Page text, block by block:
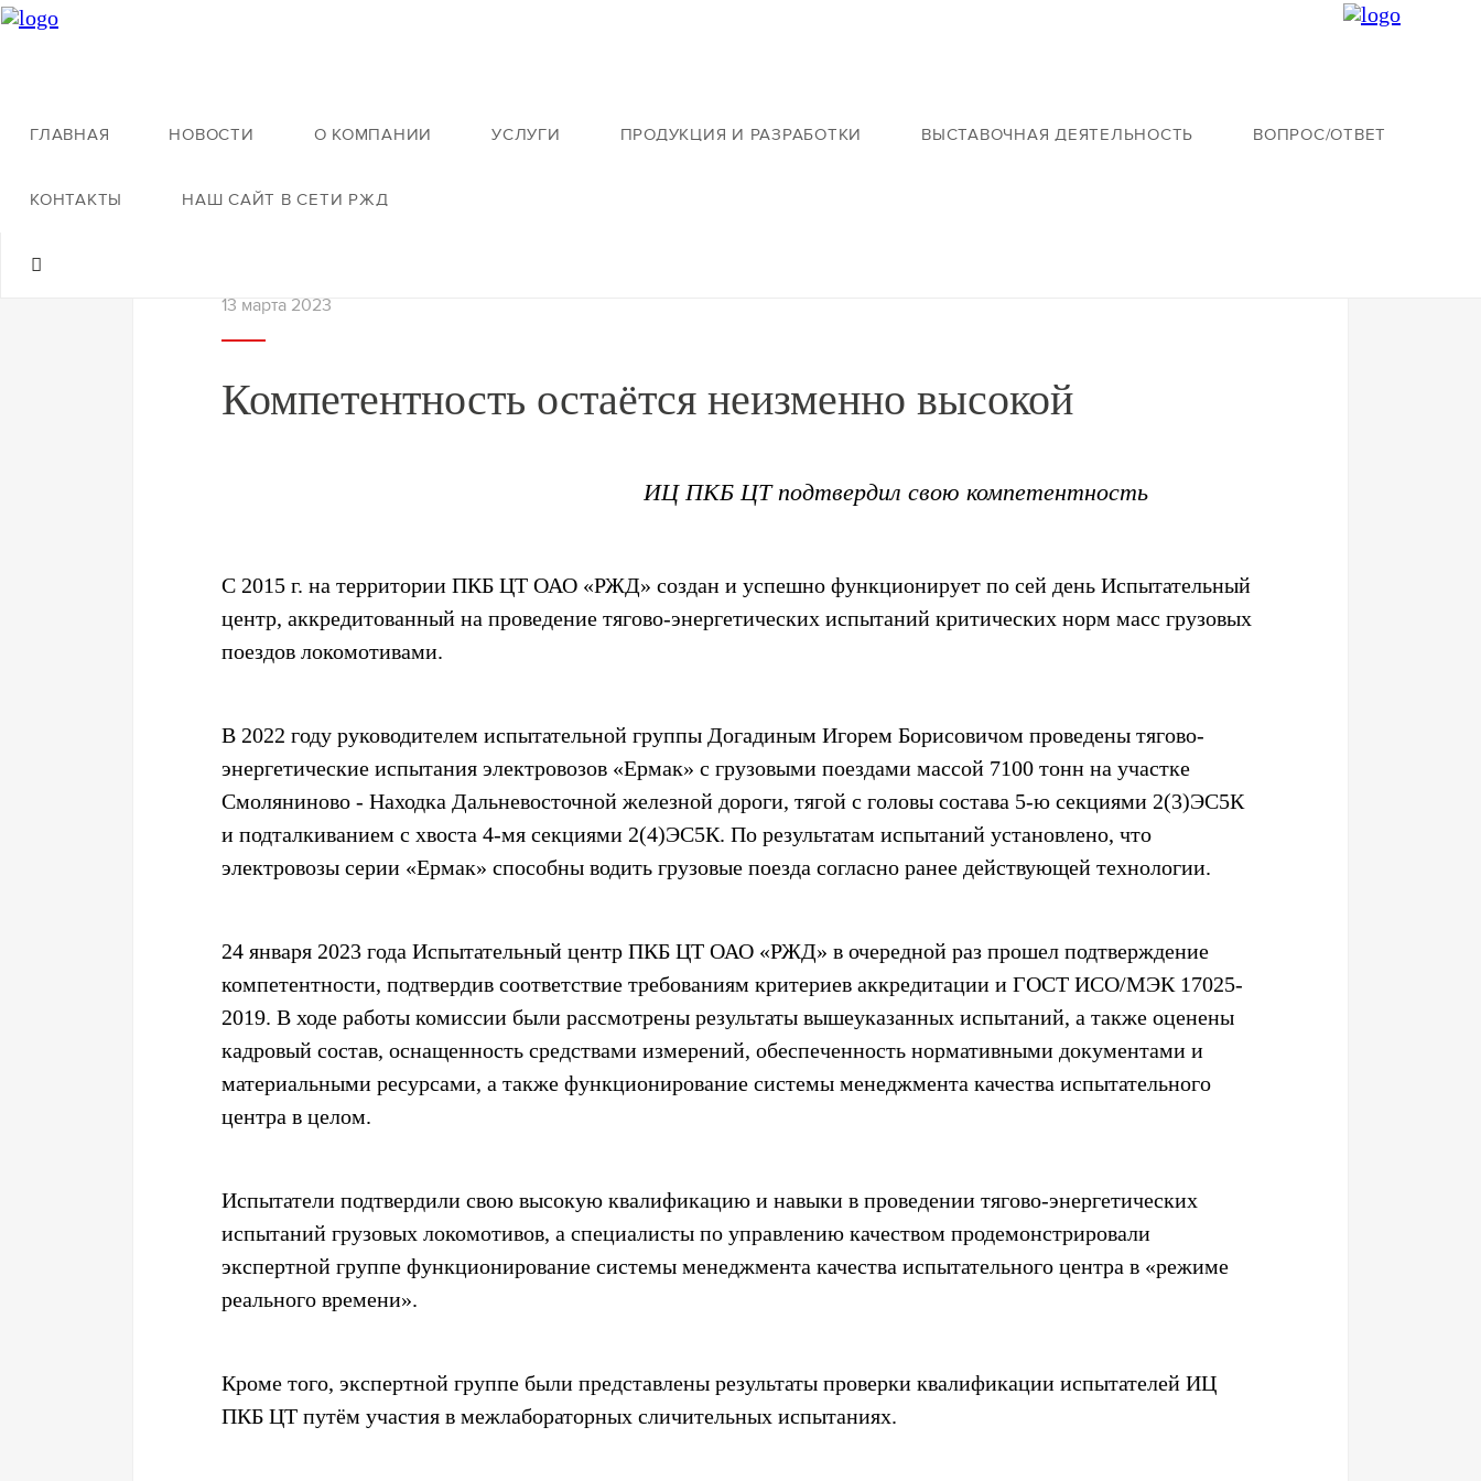
ГЛАВНАЯ НОВОСТИ О КОМПАНИИ УСЛУГИ ПРОДУКЦИЯ И РАЗРАБОТКИ ВЫСТАВОЧНАЯ ДЕЯТЕЛЬНОСТЬ ВОПРОС/ОТВЕТ
КОНТАКТЫ НАШ САЙТ В СЕТИ РЖД
13 марта 2023
Компетентность остаётся неизменно высокой
ИЦ ПКБ ЦТ подтвердил свою компетентность
С 2015 г. на территории ПКБ ЦТ ОАО «РЖД» создан и успешно функционирует по сей день Испытательный
центр, аккредитованный на проведение тягово-энергетических испытаний критических норм масс грузовых
поездов локомотивами.
В 2022 году руководителем испытательной группы Догадиным Игорем Борисовичом проведены тягово-
энергетические испытания электровозов «Ермак» с грузовыми поездами массой 7100 тонн на участке
Смоляниново - Находка Дальневосточной железной дороги, тягой с головы состава 5-ю секциями 2(3)ЭС5К
и подталкиванием с хвоста 4-мя секциями 2(4)ЭС5К. По результатам испытаний установлено, что
электровозы серии «Ермак» способны водить грузовые поезда согласно ранее действующей технологии.
24 января 2023 года Испытательный центр ПКБ ЦТ ОАО «РЖД» в очередной раз прошел подтверждение
компетентности, подтвердив соответствие требованиям критериев аккредитации и ГОСТ ИСО/МЭК 17025-
2019. В ходе работы комиссии были рассмотрены результаты вышеуказанных испытаний, а также оценены
кадровый состав, оснащенность средствами измерений, обеспеченность нормативными документами и
материальными ресурсами, а также функционирование системы менеджмента качества испытательного
центра в целом.
Испытатели подтвердили свою высокую квалификацию и навыки в проведении тягово-энергетических
испытаний грузовых локомотивов, а специалисты по управлению качеством продемонстрировали
экспертной группе функционирование системы менеджмента качества испытательного центра в «режиме
реального времени».
Кроме того, экспертной группе были представлены результаты проверки квалификации испытателей ИЦ
ПКБ ЦТ путём участия в межлабораторных сличительных испытаниях.